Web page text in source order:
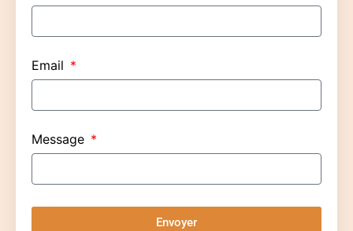
Email
Message
Envoyer